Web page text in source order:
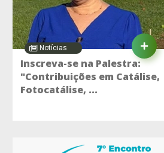
Notícias
Inscreva-se na Palestra:
"Contribuições em Catálise,
Fotocatálise, ...